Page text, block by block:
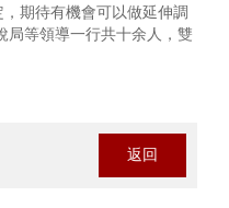
期待有機會可以做延伸調
局等領導一行共十余人，雙
返回